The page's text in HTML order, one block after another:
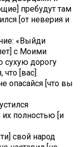
пребудут там
[от неверия и
«Выйди
с Моими
сухую дорогу
что [вас]
опасайся [что вы
полностью [и
свой народ